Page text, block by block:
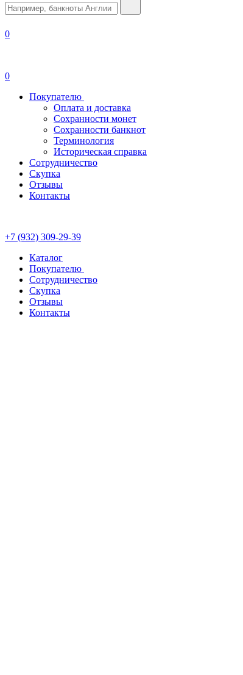
0
0
Покупателю
Оплата и доставка
Сохранности монет
Сохранности банкнот
Терминология
Историческая справка
Сотрудничество
Скупка
Отзывы
Контакты
+7 (932) 309-29-39
Каталог
Покупателю
Сотрудничество
Скупка
Отзывы
Контакты